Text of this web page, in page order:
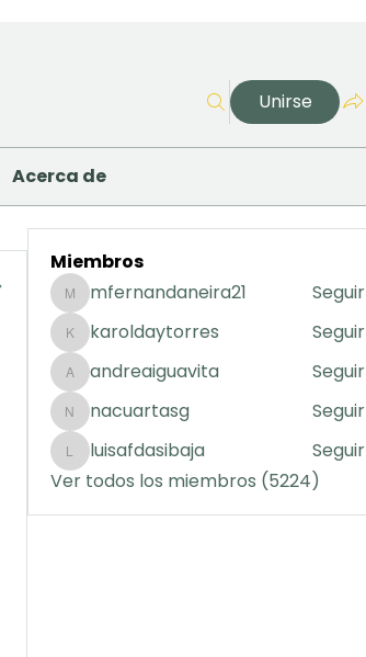
Unirse
Acerca de
Miembros
mfernandaneira21
mfernandaneira21 Seguir
karoldaytorres
karoldaytorres Seguir
andreaiguavita
andreaiguavita Seguir
nacuartasg
nacuartasg Seguir
luisafdasibaja
luisafdasibaja
Seguir
Ver todos los miembros (5224)